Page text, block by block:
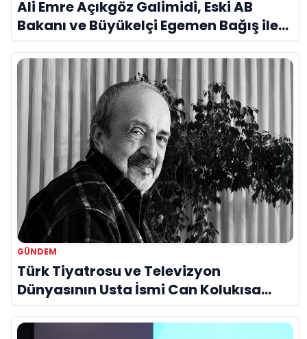
Ali Emre Açıkgöz Galimidi, Eski AB
Bakanı ve Büyükelçi Egemen Bağış ile
Bir Araya Geldi
GÜNDEM
Türk Tiyatrosu ve Televizyon
Dünyasının Usta İsmi Can Kolukısa
Hayatını Kaybetti